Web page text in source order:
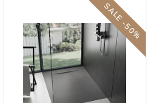
SALE -50%